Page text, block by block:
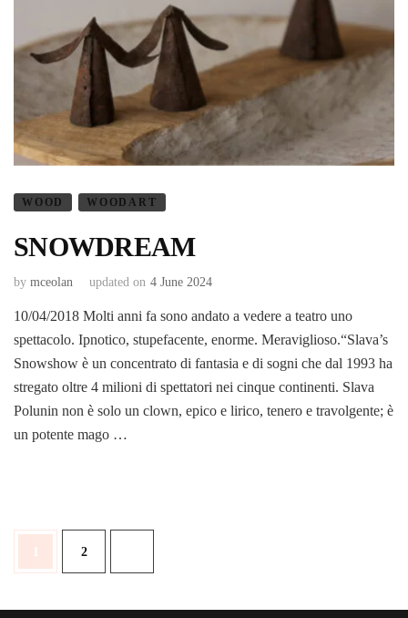
WOOD WOODART
SNOWDREAM
by mceolan updated on 4 June 2024
10/04/2018 Molti anni fa sono andato a vedere a teatro uno
spettacolo. Ipnotico, stupefacente, enorme. Meraviglioso.“Slava’s
Snowshow è un concentrato di fantasia e di sogni che dal 1993 ha
stregato oltre 4 milioni di spettatori nei cinque continenti. Slava
Polunin non è solo un clown, epico e lirico, tenero e travolgente; è
un potente mago …
Posts
pagination
Page Page
2